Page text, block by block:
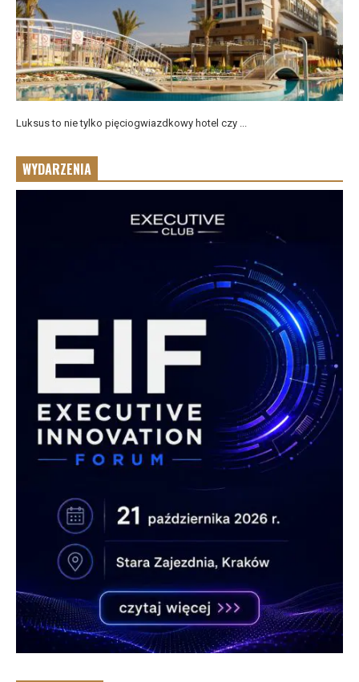
Luksus to nie tylko pięciogwiazdkowy hotel czy ...
WYDARZENIA